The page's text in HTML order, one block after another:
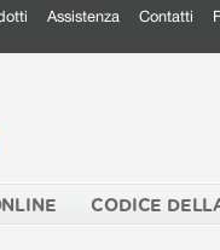
Assistenza Contatti
CODICE